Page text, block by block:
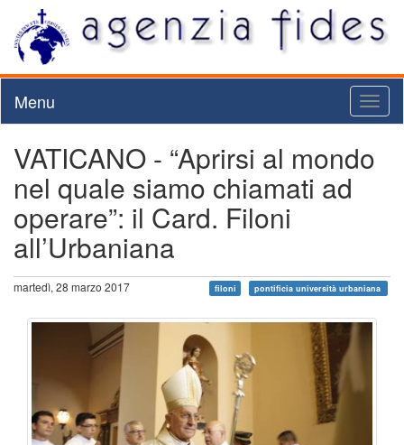
Menu
VATICANO - “Aprirsi al mondo
nel quale siamo chiamati ad
operare”: il Card. Filoni
all’Urbaniana
martedì, 28 marzo 2017 filoni pontificia università urbaniana